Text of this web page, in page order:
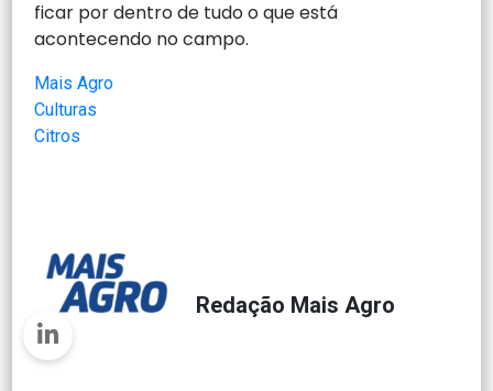
ficar por dentro de tudo o que está
acontecendo no campo.
Mais Agro
Culturas
Citros
Redação Mais Agro